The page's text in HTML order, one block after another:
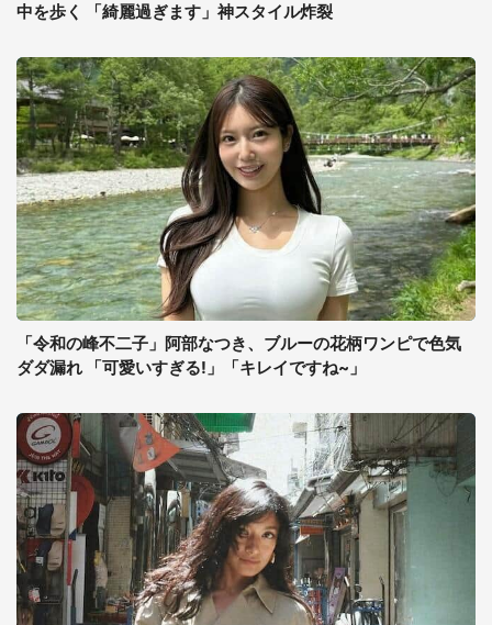
中を歩く 「綺麗過ぎます」神スタイル炸裂
「令和の峰不二子」阿部なつき、ブルーの花柄ワンピで色気
ダダ漏れ 「可愛いすぎる!」「キレイですね~」